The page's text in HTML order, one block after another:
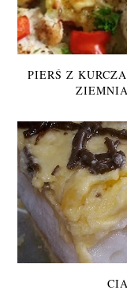
PIERŚ Z